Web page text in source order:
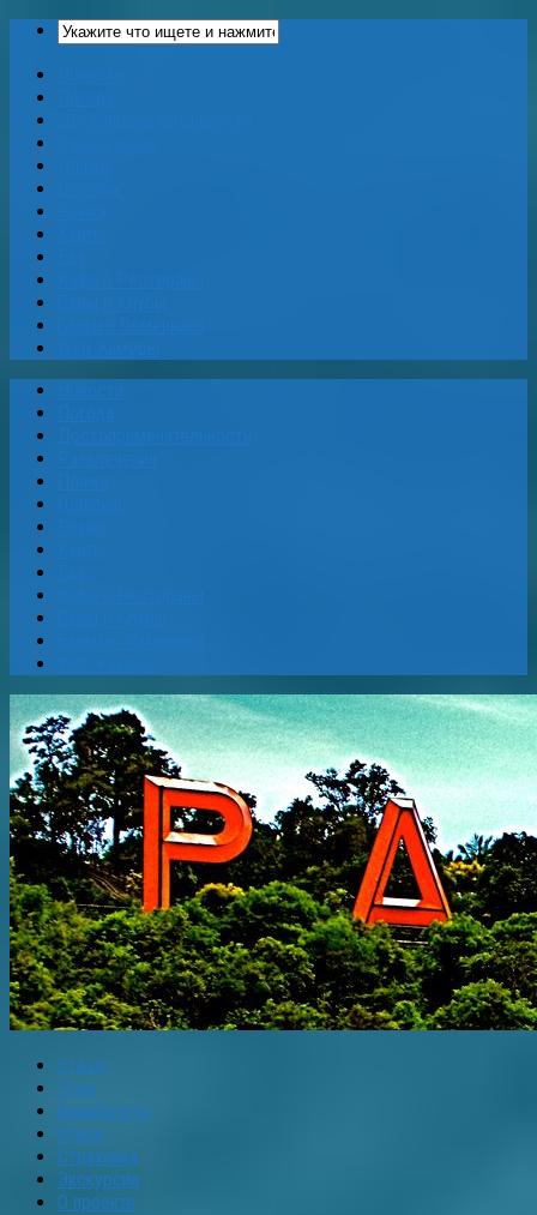
Отдых
Туры
Авиабилеты
Отели
Страховка
Экскурсии
О проекте